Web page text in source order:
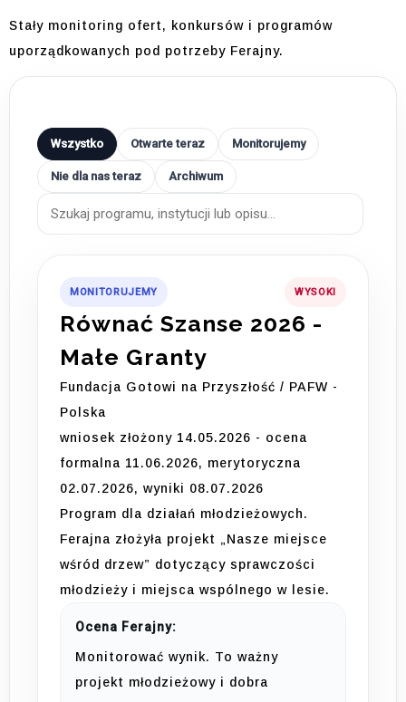
Stały monitoring ofert, konkursów i programów
uporządkowanych pod potrzeby Ferajny.
Wszystko Otwarte teraz Monitorujemy
Nie dla nas teraz Archiwum
MONITORUJEMY WYSOKI
Równać Szanse 2026 -
Małe Granty
Fundacja Gotowi na Przyszłość / PAFW -
Polska
wniosek złożony 14.05.2026 - ocena
formalna 11.06.2026, merytoryczna
02.07.2026, wyniki 08.07.2026
Program dla działań młodzieżowych.
Ferajna złożyła projekt „Nasze miejsce
wśród drzew” dotyczący sprawczości
młodzieży i miejsca wspólnego w lesie.
Ocena Ferajny:
Monitorować wynik. To ważny
projekt młodzieżowy i dobra